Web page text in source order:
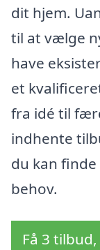
dit hjem.
til at vælge
have
et
fra idé til
indhente
du kan
behov.
Få 3